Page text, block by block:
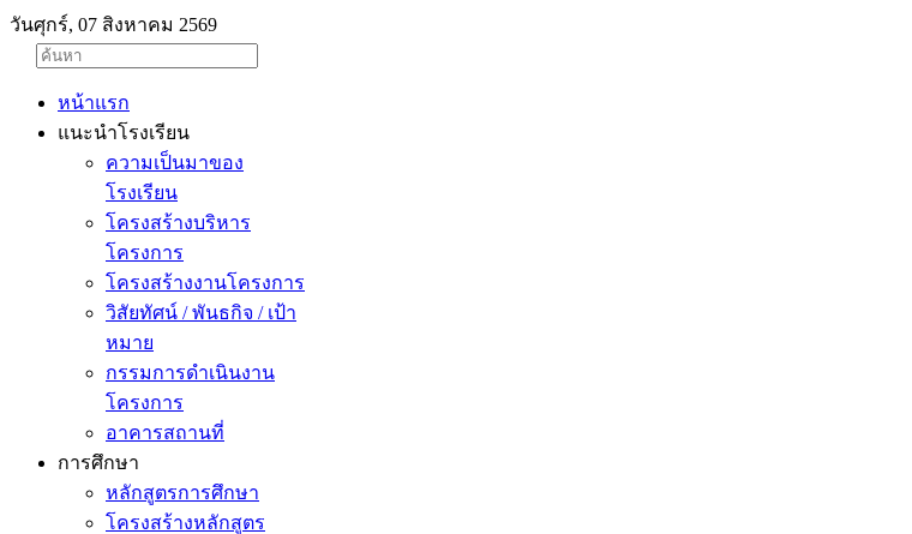
วันศุกร์, 07 สิงหาคม 2569
หน้าแรก
แนะนำโรงเรียน
ความเป็นมาของ
โรงเรียน
โครงสร้างบริหาร
โครงการ
โครงสร้างงานโครงการ
วิสัยทัศน์ / พันธกิจ / เป้า
หมาย
กรรมการดำเนินงาน
โครงการ
อาคารสถานที่
การศึกษา
หลักสูตรการศึกษา
โครงสร้างหลักสูตร